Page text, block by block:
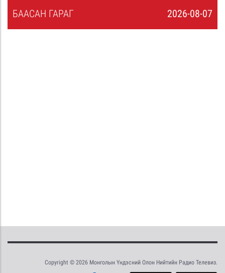
2026-08-07
БААСАН ГАРАГ
Copyright © 2026 Монголын Үндэсний Олон Нийтийн Радио Телевиз.